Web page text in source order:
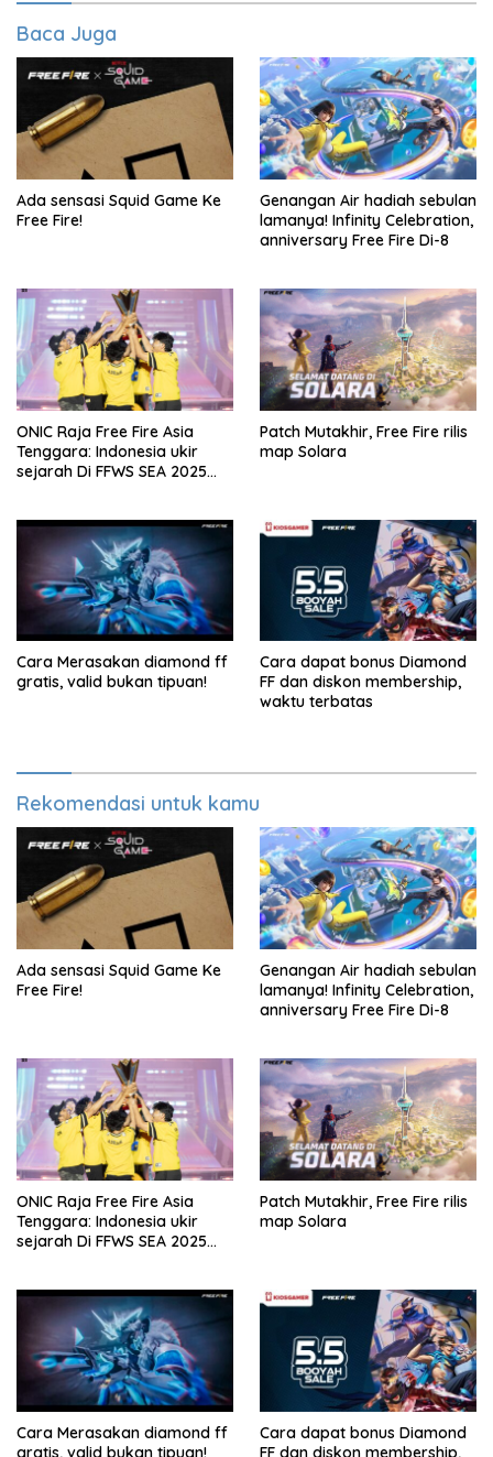
Baca Juga
Ada sensasi Squid Game Ke
Free Fire!
Genangan Air hadiah sebulan
lamanya! Infinity Celebration,
anniversary Free Fire Di-8
ONIC Raja Free Fire Asia
Tenggara: Indonesia ukir
sejarah Di FFWS SEA 2025
Patch Mutakhir, Free Fire rilis
map Solara
Cara Merasakan diamond ff
gratis, valid bukan tipuan!
Cara dapat bonus Diamond
FF dan diskon membership,
waktu terbatas
Rekomendasi untuk kamu
Ada sensasi Squid Game Ke
Free Fire!
Genangan Air hadiah sebulan
lamanya! Infinity Celebration,
anniversary Free Fire Di-8
ONIC Raja Free Fire Asia
Tenggara: Indonesia ukir
sejarah Di FFWS SEA 2025
Patch Mutakhir, Free Fire rilis
map Solara
Cara Merasakan diamond ff
gratis, valid bukan tipuan!
Cara dapat bonus Diamond
FF dan diskon membership,